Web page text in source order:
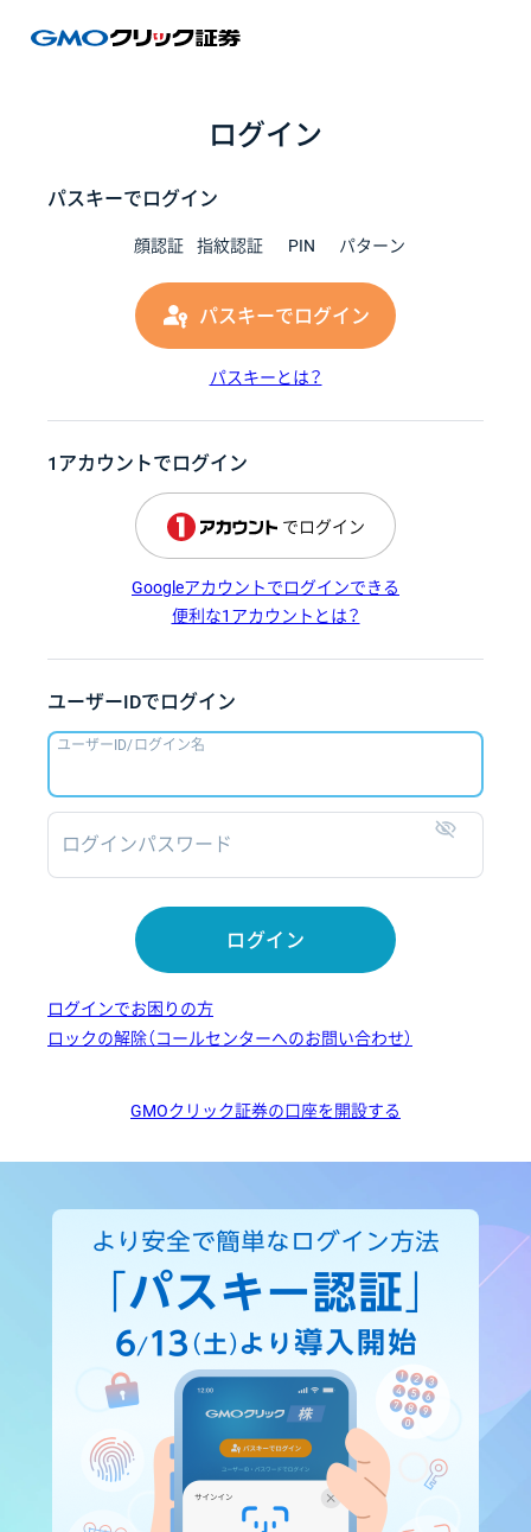
ログイン
パスキーでログイン
顔認証 指紋認証 PIN パターン
パスキーでログイン
パスキーとは？
1アカウントでログイン
でログイン
Googleアカウントでログインできる
便利な1アカウントとは？
ユーザーIDでログイン
ユーザーID/ログイン名
ログインパスワード
ログイン
ログインでお困りの方
ロックの解除（コールセンターへのお問い合わせ）
GMOクリック証券の口座を開設する